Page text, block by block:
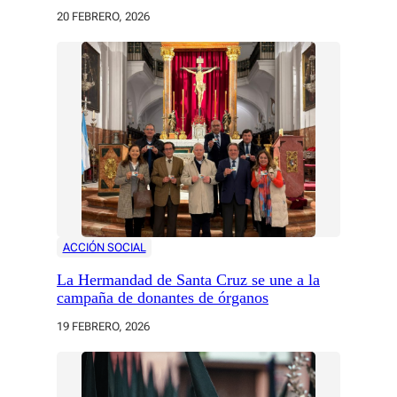
20 FEBRERO, 2026
ACCIÓN SOCIAL
La Hermandad de Santa Cruz se une a la
campaña de donantes de órganos
19 FEBRERO, 2026